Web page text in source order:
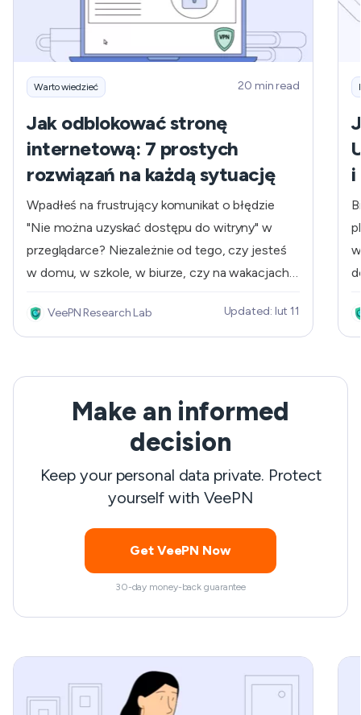
Warto wiedzieć 20 min read
Jak odblokować stronę
internetową: 7 prostych
rozwiązań na każdą sytuację
Wpadłeś na frustrujący komunikat o błędzie
"Nie można uzyskać dostępu do witryny" w
przeglądarce? Niezależnie od tego, czy jesteś
w domu, w szkole, w biurze, czy na wakacjach,
internetowych może być prawdziwym
utrapieniem. Na szczęście istnieje kilka prostych
przeglądarki i skracacze adresów URL. Czytaj
dalej, aby dowiedzieć się, jak odblokować
stronę internetową gdziekolwiek jesteś i wybrać
najlepszą metodę dla swoich potrzeb.
VeePN Research Lab Updated: lut 11
i
Make an informed
decision
Keep your personal data private. Protect
yourself with VeePN
Get VeePN Now
30-day money-back guarantee